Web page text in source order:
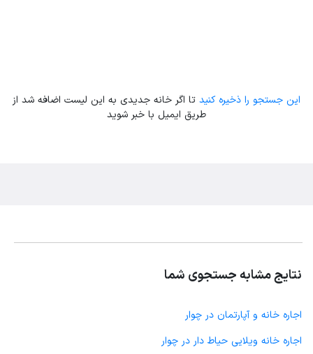
این جستجو را ذخیره کنید تا اگر خانه جدیدی به این لیست اضافه شد از
طریق ایمیل با خبر شوید
نتایج مشابه جستجوی شما
اجاره خانه و آپارتمان در چوار
اجاره خانه ویلایی حیاط دار در چوار